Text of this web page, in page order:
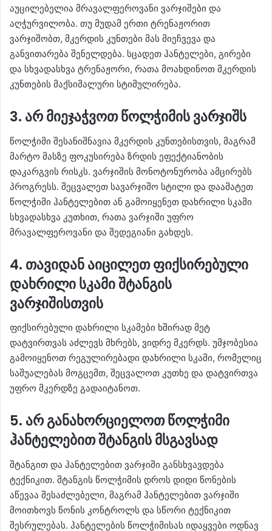
აუცილებელია მრავალფეროვანი ვარჯიშები და
აღჭურვილობა. თუ მუდამ ერთი ტრენაჟორით
ვარჯიშობთ, მკერდის კუნთები მას მიეჩვევა და
განვითარება შენელდება. სცადეთ ჰანტელები, გირები
და სხვადასხვა ტრენაჟორი, რათა მოახდინოთ მკერდის
კუნთების მაქსიმალური სტიმულირება.
3. არ მიეჯაჭვოთ წოლჭიმის ვარჯიშს
წოლჭიმი შესანიშნავია მკერდის კუნთებისთვის, მაგრამ
მარტო მასზე ფოკუსირება ზრდის ეფექტიანობის
დაკარგვის რისკს. ვარჯიშის მონოტონურობა ამცირებს
პროგრესს. შეცვალეთ სავარჯიშო სტილი და დაამატეთ
წოლჭიმი ჰანტელებით ან გამოიყენეთ დახრილი სკამი
სხვადასხვა კუთხით, რათა ვარჯიში უფრო
მრავალფეროვანი და შედეგიანი გახდეს.
4. თავიდან აიცილეთ ფიქსირებული
დახრილი სკამი შტანგის
ვარჯიშისთვის
ფიქსირებული დახრილი სკამები ხშირად მეტ
დატვირთვას აძლევს მხრებს, ვიდრე მკერდს. უმჯობესია
გამოიყენოთ რეგულირებადი დახრილი სკამი, რომელიც
საშუალებას მოგცემთ, შეცვალოთ კუთხე და დატვირთვა
უფრო მკერდზე გადაიტანოთ.
5. არ განახორციელოთ წოლჭიმი
ჰანტელებით შტანგის მსგავსად
შტანგით და ჰანტელებით ვარჯიში განსხვავდება
ტექნიკით. შტანგის წოლჭიმის დროს დიდი წონების
აწევაა შესაძლებელი, მაგრამ ჰანტელებით ვარჯიში
მოითხოვს წონის კონტროლს და სწორი ტექნიკით
შესრულებას. ჰანტელების წოლჭიმისას იდაყვები ოდნავ